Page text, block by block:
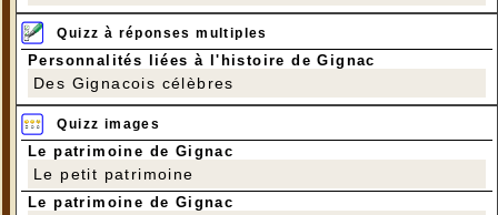
Quizz à réponses multiples
Personnalités liées à l'histoire de Gignac
Des Gignacois célèbres
Quizz images
Le patrimoine de Gignac
Le petit patrimoine
Le patrimoine de Gignac